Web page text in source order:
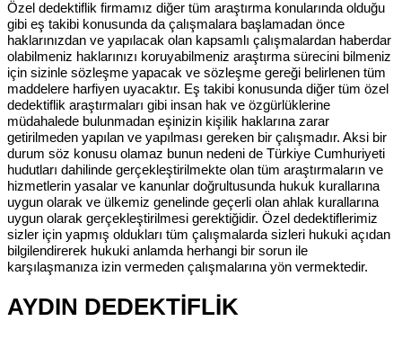
Özel dedektiflik firmamız diğer tüm araştırma konularında olduğu
gibi eş takibi konusunda da çalışmalara başlamadan önce
haklarınızdan ve yapılacak olan kapsamlı çalışmalardan haberdar
olabilmeniz haklarınızı koruyabilmeniz araştırma sürecini bilmeniz
için sizinle sözleşme yapacak ve sözleşme gereği belirlenen tüm
maddelere harfiyen uyacaktır. Eş takibi konusunda diğer tüm özel
dedektiflik araştırmaları gibi insan hak ve özgürlüklerine
müdahalede bulunmadan eşinizin kişilik haklarına zarar
getirilmeden yapılan ve yapılması gereken bir çalışmadır. Aksi bir
durum söz konusu olamaz bunun nedeni de Türkiye Cumhuriyeti
hudutları dahilinde gerçekleştirilmekte olan tüm araştırmaların ve
hizmetlerin yasalar ve kanunlar doğrultusunda hukuk kurallarına
uygun olarak ve ülkemiz genelinde geçerli olan ahlak kurallarına
uygun olarak gerçekleştirilmesi gerektiğidir. Özel dedektiflerimiz
sizler için yapmış oldukları tüm çalışmalarda sizleri hukuki açıdan
bilgilendirerek hukuki anlamda herhangi bir sorun ile
karşılaşmanıza izin vermeden çalışmalarına yön vermektedir.
AYDIN DEDEKTİFLİK